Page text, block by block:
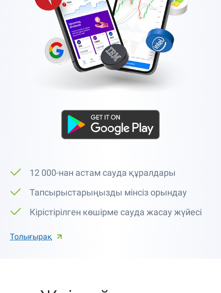
12 000-нан астам сауда құралдары
Тапсырыстарыңызды мінсіз орындау
Кірістірілген көшірме сауда жасау жүйесі
Толығырақ